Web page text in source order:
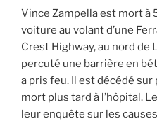
Vince Zampella est mort à
voiture au volant d’une
Crest Highway, au nord de
percuté une barrière en
a pris feu. Il est décédé
mort plus tard à l’hôpital.
leur enquête sur les